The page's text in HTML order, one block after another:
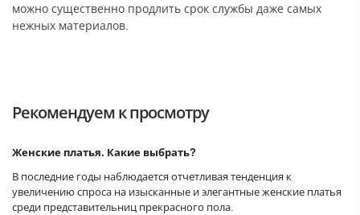
можно существенно продлить срок службы даже самых
нежных материалов.
Рекомендуем к просмотру
Женские платья. Какие выбрать?
В последние годы наблюдается отчетливая тенденция к
увеличению спроса на изысканные и элегантные женские платья
среди представительниц прекрасного пола.